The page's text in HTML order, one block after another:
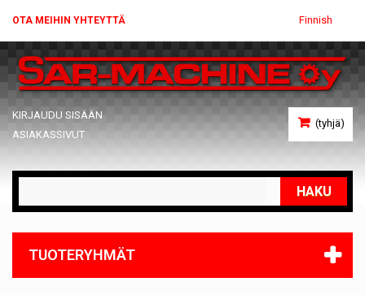
Finnish
OTA MEIHIN YHTEYTTÄ
(tyhjä)
KIRJAUDU SISÄÄN
ASIAKASSIVUT
HAKU
TUOTERYHMÄT